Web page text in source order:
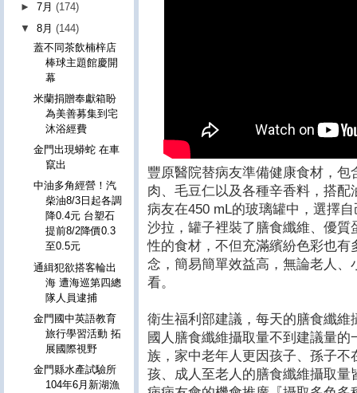
豐原醫院替病友準備健康食材，
肉、毛豆仁以及各種辛香料，搭
病友在450 mL的玻璃罐中，選擇
沙拉，罐子裡裝了膳食纖維、優
性的食材，不但充滿繽紛色彩也
念，簡易簡單效益高，無論老人
看。
衛生福利部建議，每天的膳食纖維
國人膳食纖維攝取量不到建議量
族，家中老年人更因孩子、孫子
孩、成人至老人的膳食纖維攝取
►7月(174)
▼8月(144)
蓋不同茶飲楠梓店
棒球主題館慶開
幕
米蘭捐贈奉獻箱盼
為美善募集到宅
沐浴經費
金門出現蟒蛇 在車
竄出
中油多角經營！汽
柴油8/3日起各調
降0.4元 台塑石
提前8/2降價0.3
至0.5元
通緝犯欲搭客輪出
海 遭海巡第四總
隊人員逮捕
金門國中英語教育
旅行學習活動 拓
展國際視野
金門縣水產試驗所
104年6月新湖漁